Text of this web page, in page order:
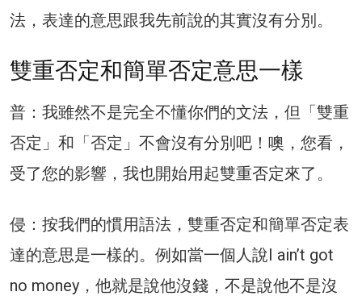
法，表達的意思跟我先前說的其實沒有分別。
雙重否定和簡單否定意思一樣
普：我雖然不是完全不懂你們的文法，但「雙重
否定」和「否定」不會沒有分別吧！噢，您看，
受了您的影響，我也開始用起雙重否定來了。
侵：按我們的慣用語法，雙重否定和簡單否定表
達的意思是一樣的。例如當一個人說I ain’t got
no money，他就是說他沒錢，不是說他不是沒